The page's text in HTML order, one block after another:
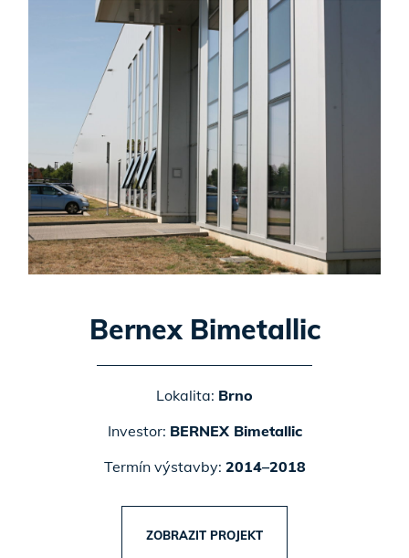
Bernex Bimetallic
Lokalita: Brno
Investor: BERNEX Bimetallic
Termín výstavby: 2014–2018
ZOBRAZIT PROJEKT